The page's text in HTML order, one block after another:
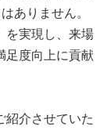
ありません。
を実現し、来場
足度向上に貢献
紹介させていた